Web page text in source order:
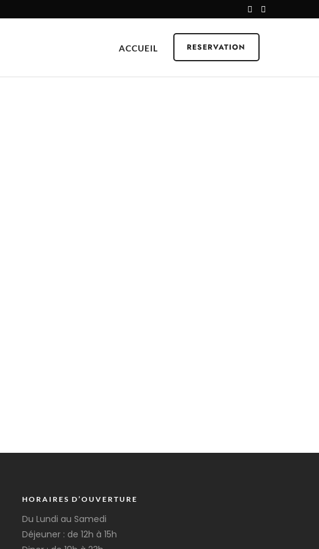
RESERVATION
ACCUEIL
HORAIRES D’OUVERTURE
Du Lundi au Samedi
Déjeuner : de 12h à 15h